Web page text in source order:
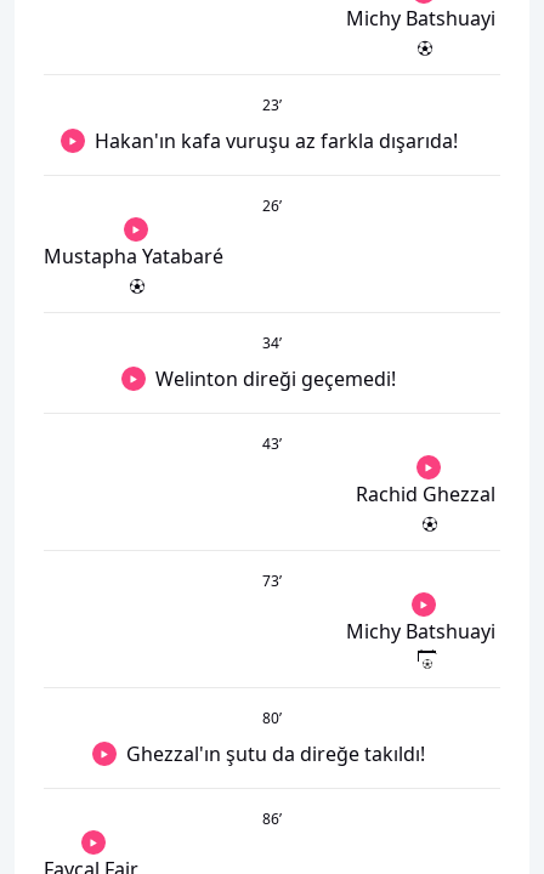
Michy Batshuayi
23’
Hakan'ın kafa vuruşu az farkla dışarıda!
26’
Mustapha Yatabaré
34’
Welinton direği geçemedi!
43’
Rachid Ghezzal
73’
Michy Batshuayi
80’
Ghezzal'ın şutu da direğe takıldı!
86’
Faycal Fajr